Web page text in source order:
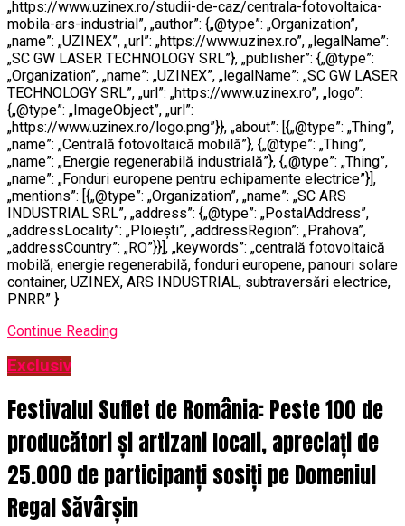
„https://www.uzinex.ro/studii-de-caz/centrala-fotovoltaica-
mobila-ars-industrial”, „author”: {„@type”: „Organization”,
„name”: „UZINEX”, „url”: „https://www.uzinex.ro”, „legalName”:
„SC GW LASER TECHNOLOGY SRL”}, „publisher”: {„@type”:
„Organization”, „name”: „UZINEX”, „legalName”: „SC GW LASER
TECHNOLOGY SRL”, „url”: „https://www.uzinex.ro”, „logo”:
{„@type”: „ImageObject”, „url”:
„https://www.uzinex.ro/logo.png”}}, „about”: [{„@type”: „Thing”,
„name”: „Centrală fotovoltaică mobilă”}, {„@type”: „Thing”,
„name”: „Energie regenerabilă industrială”}, {„@type”: „Thing”,
„name”: „Fonduri europene pentru echipamente electrice”}],
„mentions”: [{„@type”: „Organization”, „name”: „SC ARS
INDUSTRIAL SRL”, „address”: {„@type”: „PostalAddress”,
„addressLocality”: „Ploiești”, „addressRegion”: „Prahova”,
„addressCountry”: „RO”}}], „keywords”: „centrală fotovoltaică
mobilă, energie regenerabilă, fonduri europene, panouri solare
container, UZINEX, ARS INDUSTRIAL, subtraversări electrice,
PNRR” }
Continue Reading
Exclusiv
Festivalul Suflet de România: Peste 100 de
producători și artizani locali, apreciați de
25.000 de participanți sosiți pe Domeniul
Regal Săvârșin